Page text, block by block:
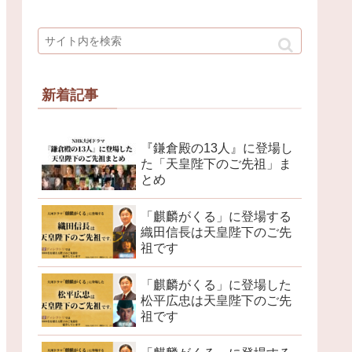
新着記事
『鎌倉殿の13人』に登場し
た「天皇陛下のご先祖」ま
とめ
「麒麟がくる」に登場する
織田信長は天皇陛下のご先
祖です
「麒麟がくる」に登場した
松平広忠は天皇陛下のご先
祖です